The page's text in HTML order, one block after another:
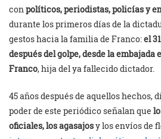
conpolíticos, periodistas, policías y
durante los primeros días de la
gestos hacia la familia de Franco:el
después del golpe, desde la
Franco, hija del ya fallecido dictador.
45 años después de aquellos hechos,
poder de este periódico señalan que
oficiales, los agasajosy los envíos de